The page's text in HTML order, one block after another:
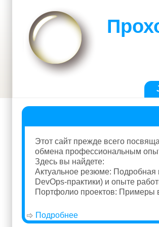
Этот сайт прежде всего
обмена профессиональным
Здесь вы найдете:
Актуальное резюме:
DevOps-практики) и опыте
Портфолио проектов: Примеры
Подробнее